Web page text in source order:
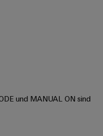
und MANUAL ON sind